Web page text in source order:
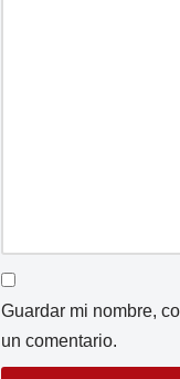
Guardar mi nombre,
un comentario.